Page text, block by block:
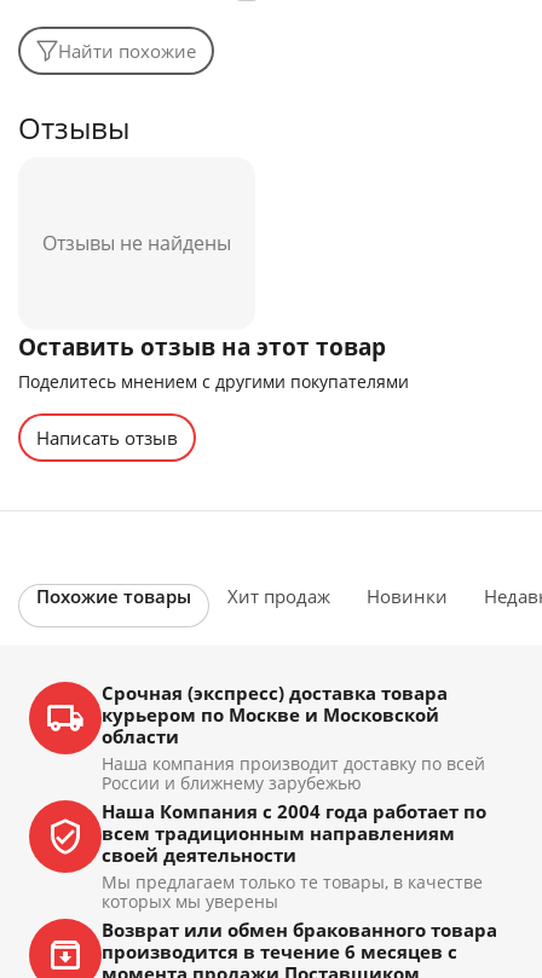
Найти похожие
Отзывы
Отзывы не найдены
Оставить отзыв на этот товар
Поделитесь мнением с другими покупателями
Написать отзыв
Похожие товары Хит продаж Новинки
Срочная (экспресс) доставка товара
курьером по Москве и Московской
области
Наша компания производит доставку по всей
России и ближнему зарубежью
Наша Компания с 2004 года работает по
всем традиционным направлениям
своей деятельности
Мы предлагаем только те товары, в качестве
которых мы уверены
Возврат или обмен бракованного товара
производится в течение 6 месяцев с
момента продажи Поставщиком